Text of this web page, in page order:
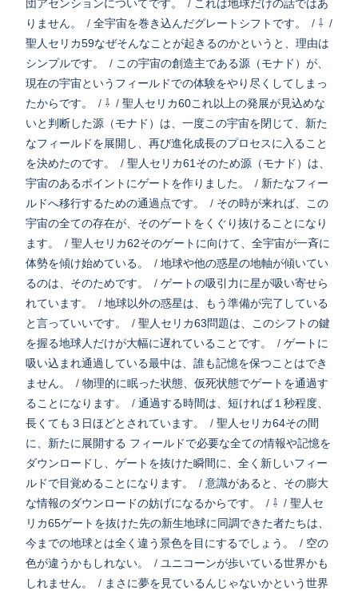
団アセンションについてです。 / これは地球だけの話ではあ
りません。
/ 全宇宙を巻き込んだグレートシフトです。 / ⇩ /
聖人セリカ59なぜそんなことが起きるのかというと、理由は
シンプルです。
/ この宇宙の創造主である源（モナド）が、
現在の宇宙というフィールドでの体験をやり尽くしてしまっ
たからです。
/ ⇩ / 聖人セリカ60これ以上の発展が見込めな
いと判断した源（モナド）は、一度この宇宙を閉じて、新た
なフィールドを展開し、再び進化成長のプロセスに入ること
を決めたのです。
/ 聖人セリカ61そのため源（モナド）は、
宇宙のあるポイントにゲートを作りました。
/ 新たなフィー
ルドへ移行するための通過点です。
/ その時が来れば、この
宇宙の全ての存在が、そのゲートをくぐり抜けることになり
ます。
/ 聖人セリカ62そのゲートに向けて、全宇宙が一斉に
体勢を傾け始めている。
/ 地球や他の惑星の地軸が傾いてい
るのは、そのためです。
/ ゲートの吸引力に星が吸い寄せら
れています。
/ 地球以外の惑星は、もう準備が完了している
と言っていいです。
/ 聖人セリカ63問題は、このシフトの鍵
を握る地球人だけが大幅に遅れていることです。
/ ゲートに
吸い込まれ通過している最中は、誰も記憶を保つことはでき
ません。
/ 物理的に眠った状態、仮死状態でゲートを通過す
ることになります。
/ 通過する時間は、短ければ１秒程度、
長くても３日ほどとされています。
/ 聖人セリカ64その間
に、新たに展開する フィールドで必要な全ての情報や記憶を
ダウンロードし、ゲートを抜けた瞬間に、全く新しいフィー
ルドで目覚めることになります。
/ 意識があると、その膨大
な情報のダウンロードの妨げになるからです。
/ ⇩ / 聖人セ
リカ65ゲートを抜けた先の新生地球に同調できた者たちは、
今までの地球とは全く違う景色を目にするでしょう。
/ 空の
色が違うかもしれない。
/ ユニコーンが歩いている世界かも
しれません。
/ まさに夢を見ているんじゃないかという世界